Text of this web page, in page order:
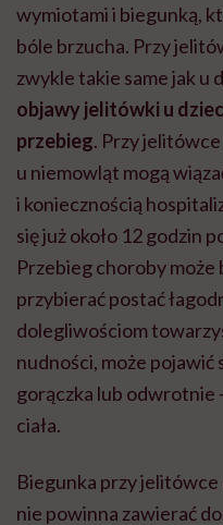
wymiotami i biegunką,
bóle brzucha. Przy
zwykle takie same jak u
objawy jelitówki u
przebieg. Przy jelitówce
u niemowląt mogą
i koniecznością
się już około 12 godzin
Przebieg choroby
przybierać postać
dolegliwościom
nudności, może pojawić
gorączka lub
ciała.
Biegunka przy
nie powinna zawierać